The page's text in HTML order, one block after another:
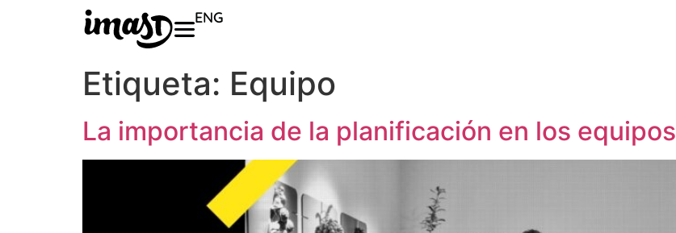
ENG
Etiqueta: Equipo
La importancia de la planificación en los equipos